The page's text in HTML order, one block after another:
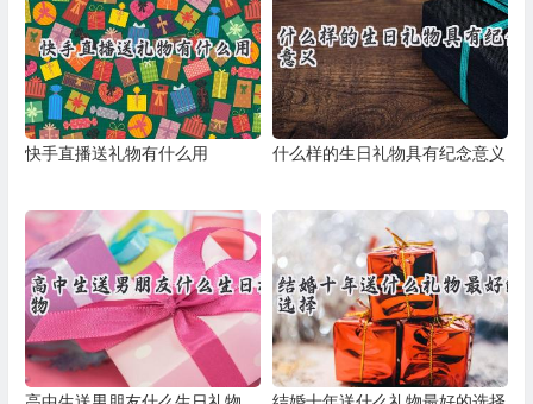
快手直播送礼物有什么用 什么样的生日礼物具有纪念意义